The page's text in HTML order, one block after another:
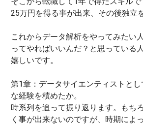
25万円を得る事が出来、その後独立
これからデータ解析をやってみたい
ってやればいいんだ？と思っている
嬉しいです。
第1章：データサイエンティストとし
な経験を積めたか。
時系列を追って振り返ります。もち
く事が出来ないのですが、時期によ